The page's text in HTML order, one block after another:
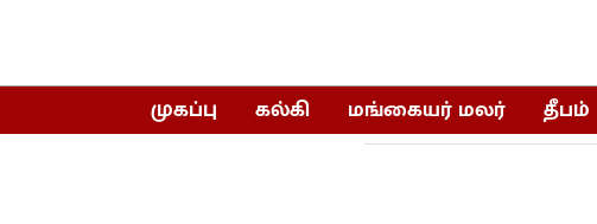
முகப்பு கல்கி மங்கையர் மலர் தீபம்